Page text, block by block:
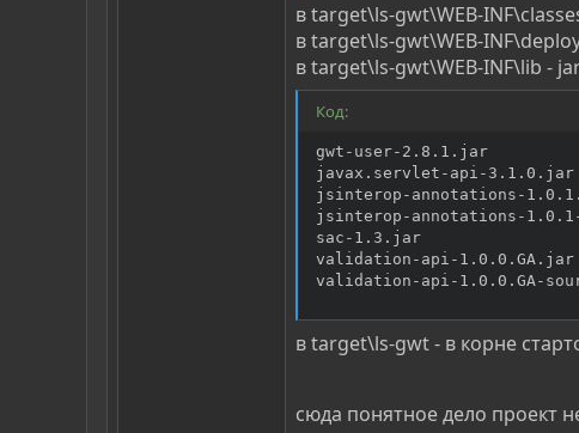
в target\ls-gwt\WEB-
в target\ls-gwt\WEB-
в target\ls-gwt\WEB-INF\lib -
Код:
gwt-user-2.8.1.jar
javax.servlet-api-3.1.0.jar
jsinterop-annotations-
jsinterop-annotations-
sac-1.3.jar
validation-api-1.0.0.GA.jar
validation-api-1.0.0.GA-
в target\ls-gwt - в корне
сюда понятное дело проект